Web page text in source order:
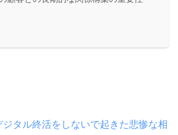
ジタル終活をしないで起きた悲惨な相